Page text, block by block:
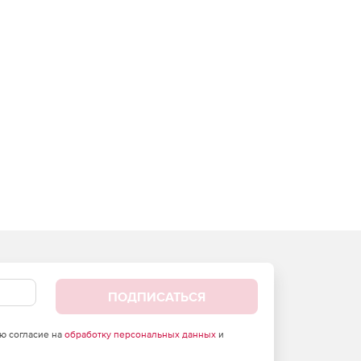
ПОДПИСАТЬСЯ
согласие на обработку персональных данныхи